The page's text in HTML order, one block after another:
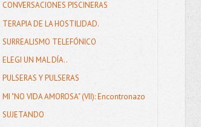
CONVERSACIONES PISCINERAS
TERAPIA DE LA HOSTILIDAD.
SURREALISMO TELEFÓNICO
ELEGI UN MAL DÍA..
PULSERAS Y PULSERAS
MI "NO VIDA AMOROSA" (VII): Encontronazo
SUJETANDO